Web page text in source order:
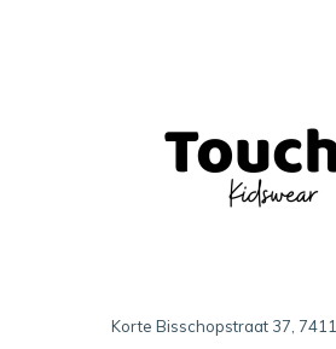
Korte Bisschopstraat 37,